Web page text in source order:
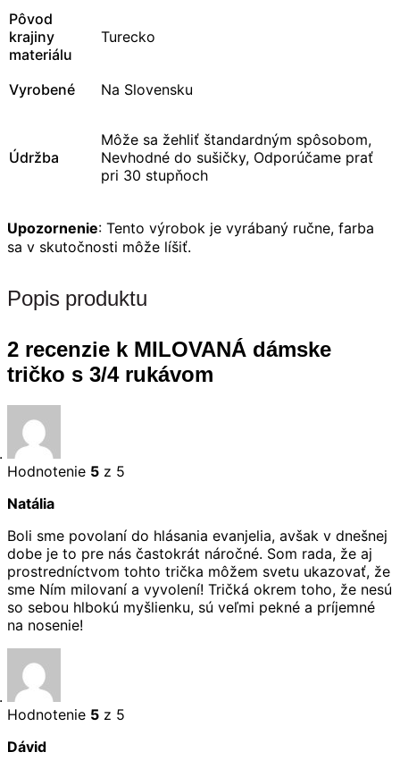
Pôvod
krajiny
materiálu
Turecko
Vyrobené Na Slovensku
Údržba
Môže sa žehliť štandardným spôsobom,
Nevhodné do sušičky, Odporúčame prať
pri 30 stupňoch
Upozornenie: Tento výrobok je vyrábaný ručne, farba
sa v skutočnosti môže líšiť.
Popis produktu
2 recenzie k MILOVANÁ dámske
tričko s 3/4 rukávom
Hodnotenie 5 z 5
Natália
Boli sme povolaní do hlásania evanjelia, avšak v dnešnej
dobe je to pre nás častokrát náročné. Som rada, že aj
prostredníctvom tohto trička môžem svetu ukazovať, že
sme Ním milovaní a vyvolení! Tričká okrem toho, že nesú
so sebou hlbokú myšlienku, sú veľmi pekné a príjemné
na nosenie!
Hodnotenie 5 z 5
Dávid